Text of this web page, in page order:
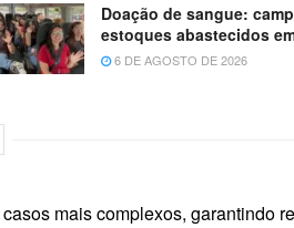
Doação de sangue:
estoques abastecidos
6 DE AGOSTO DE 2026
mais complexos, garantindo